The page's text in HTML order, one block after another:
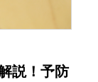
説！予防